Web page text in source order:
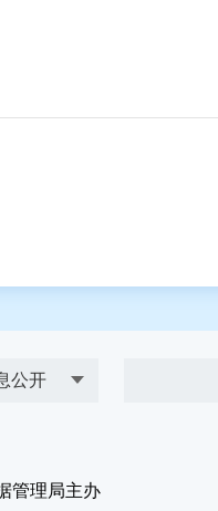
公开
管理局主办